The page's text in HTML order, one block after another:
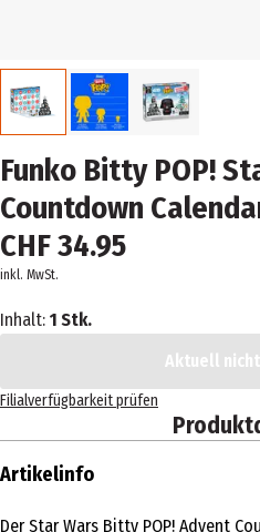
Funko Bitty POP!
Countdown
CHF 34.95
inkl. MwSt.
Inhalt: 1 Stk.
Aktuell
Filialverfügbarkeit prüfen
Artikelinfo
Der Star Wars Bitty POP! Advent